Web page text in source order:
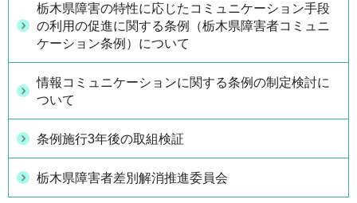
栃木県障害の特性に応じたコミュニケーション手段
の利用の促進に関する条例（栃木県障害者コミュニ
ケーション条例）について
情報コミュニケーションに関する条例の制定検討に
ついて
条例施行3年後の取組検証
栃木県障害者差別解消推進委員会